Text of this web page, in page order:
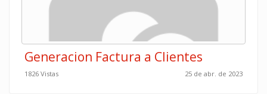
Generacion Factura a Clientes
1826 Vistas 25 de abr. de 2023